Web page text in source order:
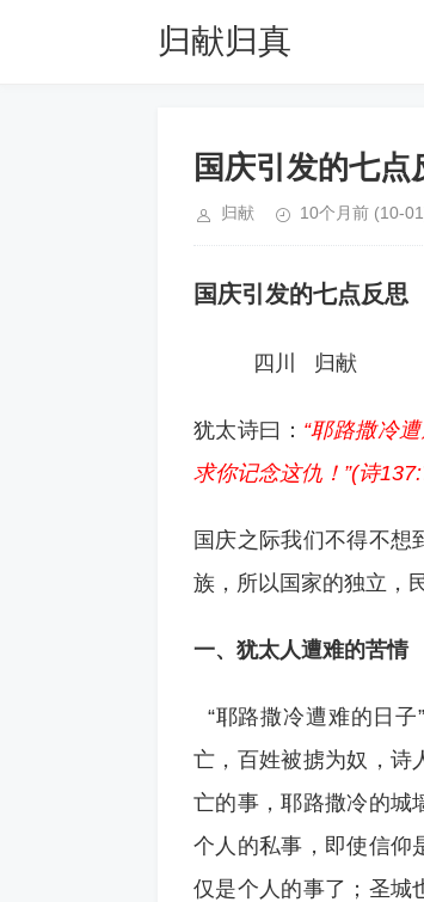
归献归真
国庆引发的七点
归献 10个月前 (10-
国庆引发的七点反思
四川 归献
犹太诗曰： “耶路撒冷
求你记念这仇！”(诗
国庆之际我们不得不想
族，所以国家的独立，
一、犹太人遭难的苦情
“耶路撒冷遭难的日
亡，百姓被掳为奴，诗
亡的事，耶路撒冷的城
个人的私事，即使信仰
仅是个人的事了；圣城